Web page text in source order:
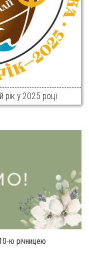
рік у 2025 році
ю річницею